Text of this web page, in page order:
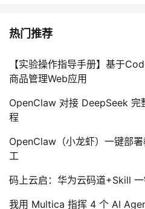
热门推荐
【实验操作指导手册】基于
商品管理Web应用
OpenClaw 对接 DeepSeek 完
程
OpenClaw（小龙虾）一键部
工
码上云启：华为云码道+Skill
我用 Multica 指挥 4 个 AI